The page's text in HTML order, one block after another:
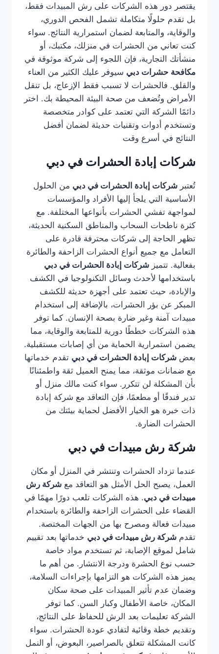
يقتصر دور هذه الشركات على رش المبيدات فقط،
بل تقدم حلولًا متكاملة تشمل الفحص الدوري،
والوقاية، والمتابعة لضمان استمرارية النتائج. سواء
كنت تعاني من الحشرات في منزلك، مكتبك، أو
منشأتك التجارية، فإن اللجوء إلى شركة موثوقة في
مكافحة حشرات دبي سيوفر عليك الكثير من العناء
والقلق. فالحشرات لا تسبب فقط الإزعاج، بل تنقل
الأمراض وتُضعف من صحة البيئة المحيطة بك. اختر
دائمًا الشركة التي تعتمد على كوادر متخصصة
وتستخدم أدوات وتقنيات حديثة لضمان أفضل
النتائج في أسرع وقت
شركات إبادة الحشرات في دبي
تُعتبر شركات إبادة الحشرات في دبي من الحلول
الأساسية التي يلجأ إليها الأفراد والمؤسسات
لمواجهة تفشي الحشرات بأنواعها المختلفة. مع
كثرة ناطحات السحاب والمناطق السكنية الحديثة،
تظهر الحاجة إلى شركات محترفة قادرة على
التعامل مع جميع أنواع الحشرات الزاحفة والطائرة
بفعالية. تتميز شركات إبادة الحشرات في دبي
باستخدامها لأحدث وسائل التكنولوجيا في الكشف
والإبادة، حيث تعتمد على أجهزة حديثة للكشف
المبكر عن بؤر الحشرات، بالإضافة إلى استخدام
مبيدات آمنة وغير ضارة بصحة الإنسان. كما توفر
هذه الشركات خططًا دورية للمتابعة والوقاية، مما
يضمن استمرارية الحماية من أي إصابات مستقبلية.
بعض شركات إبادة الحشرات في دبي تقدم خدماتها
مع ضمانات موثقة، مما يمنح العميل ثقة واطمئنانًا
بأن المشكلة لن تتكرر. سواء كنت مالك منزل أو
تدير فندقًا أو مطعمًا، فإن التعاقد مع شركة إبادة
ذات خبرة هو الخيار الأفضل لحماية بيئتك من
الحشرات الضارة.
شركة رش مبيدات في دبي
عندما تزداد الحشرات وتنتشر في المنزل أو مكان
العمل، يصبح الحل الأمثل هو التعاقد مع شركة رش
مبيدات في دبي. هذه الشركات تلعب دورًا مهمًا في
القضاء على الحشرات الزاحفة والطائرة باستخدام
مبيدات فعالة ومصرح بها من الجهات المختصة.
تقدم شركة رش مبيدات في دبي خدماتها بعد تقييم
شامل لموقع الإصابة، ثم تستخدم مواد خاصة
حسب نوع الحشرة ودرجة الانتشار. من أهم ما
يميز هذه الشركات هو التزامها بإجراءات السلامة،
وضمان عدم تأثير المبيدات على صحة سكان
المكان، خاصة الأطفال وكبار السن. كما توفر
الشركة تعليمات بعد الرش للحفاظ على النتائج،
وتقديم خطة وقائية لتفادي عودة الحشرات. سواء
كانت المشكلة تتعلق بالصراصير، البعوض، أو النمل